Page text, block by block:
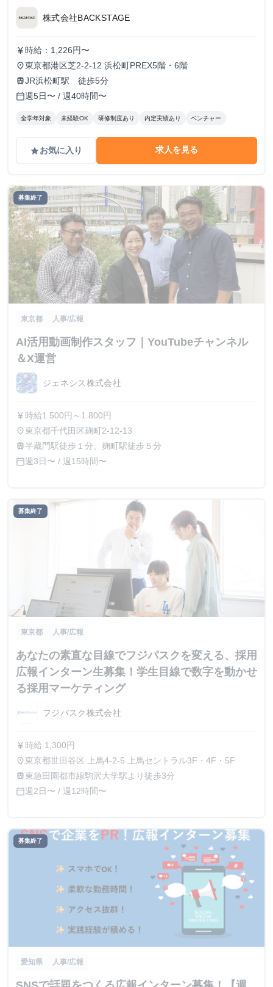
株式会社BACKSTAGE
currency_yen 時給：1,226円〜
place東京都港区芝2-2-12 浜松町PREX5階・6階
trainJR浜松町駅 徒歩5分
calendar_today週5日〜 / 週40時間〜
全学年対象 未経験OK 研修制度あり 内定実績あり ベンチャー
gradeお気に入り 求人を見る
募集終了
東京都 人事/広報
AI活用動画制作スタッフ｜YouTubeチャンネル
＆X運営
ジェネシス株式会社
currency_yen 時給1.500円～1.800円
place東京都千代田区麹町2-12-13
train半蔵門駅徒歩１分、麹町駅徒歩５分
calendar_today週3日〜 / 週15時間〜
募集終了
東京都 人事/広報
あなたの素直な目線でフジパスクを変える、採用
広報インターン生募集！学生目線で数字を動かせ
る採用マーケティング
フジパスク株式会社
currency_yen 時給 1,300円
place東京都世田谷区 上馬4-2-5 上馬セントラル3F・4F・5F
train東急田園都市線駒沢大学駅より徒歩3分
calendar_today週2日〜 / 週12時間〜
募集終了
愛知県 人事/広報